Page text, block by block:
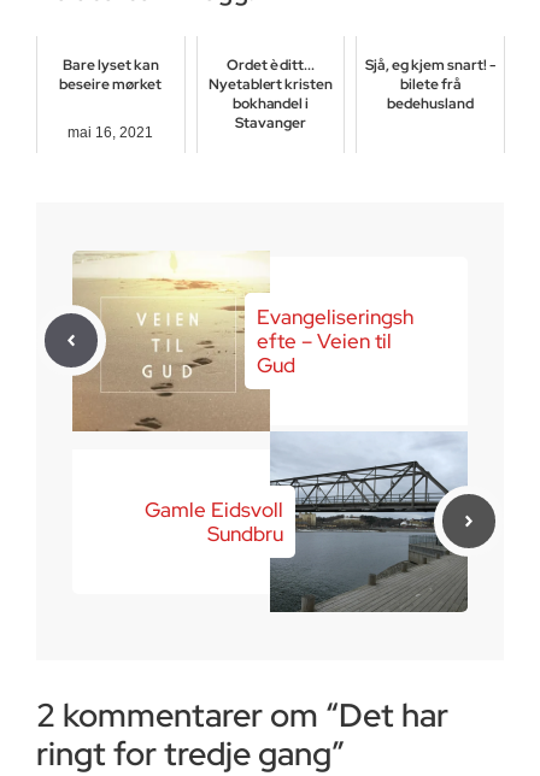
Bare lyset kan
beseire mørket
mai 16, 2021
Ordet è ditt...
Nyetablert kristen
bokhandel i
Stavanger
Sjå, eg kjem snart! -
bilete frå
bedehusland
Evangeliseringsh
efte – Veien til
Gud
Gamle Eidsvoll
Sundbru
2 kommentarer om “Det har
ringt for tredje gang”